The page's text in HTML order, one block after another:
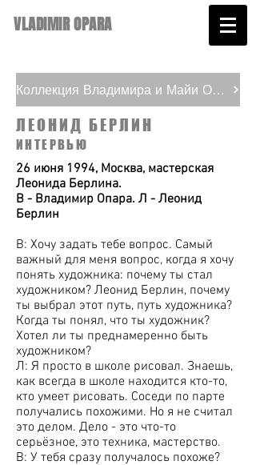
VLADIMIR OPARA
Коллекция Владимира и Майи Опара
ЛЕОНИД БЕРЛИН
ИНТЕРВЬЮ
26 июня 1994, Москва, мастерская
Леонида Берлина.
В - Владимир Опара. Л - Леонид
Берлин
В: Хочу задать тебе вопрос. Самый
важный для меня вопрос, когда я хочу
понять художника: почему ты стал
художником? Леонид Берлин, почему
ты выбрал этот путь, путь художника?
Когда ты понял, что ты художник?
Хотел ли ты преднамеренно быть
художником?
Л: Я просто в школе рисовал. Знаешь,
как всегда в школе находится кто-то,
кто умеет рисовать. Соседи по парте
получались похожими. Но я не считал
это делом. Дело - это что-то
серьёзное, это техника, мастерство.
В: У тебя сразу получалось похоже?